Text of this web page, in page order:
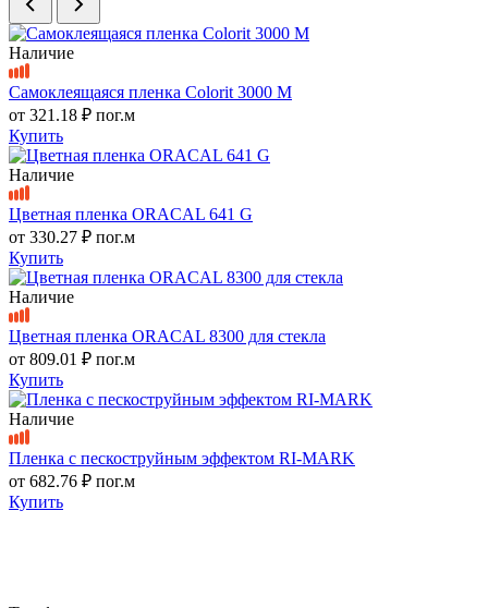
Наличие
Самоклеящаяся пленка Colorit 3000 M
от 321.18 ₽ пог.м
Купить
Наличие
Цветная пленка ORACAL 641 G
от 330.27 ₽ пог.м
Купить
Наличие
Цветная пленка ORACAL 8300 для стекла
от 809.01 ₽ пог.м
Купить
Наличие
Пленка с пескоструйным эффектом RI-MARK
от 682.76 ₽ пог.м
Купить